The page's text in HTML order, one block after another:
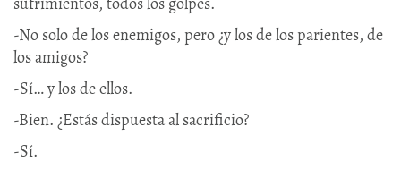
-No solo de los enemigos, pero ¿y los de los parientes, de
los amigos?
-Sí… y los de ellos.
-Bien. ¿Estás dispuesta al sacrificio?
-Sí.